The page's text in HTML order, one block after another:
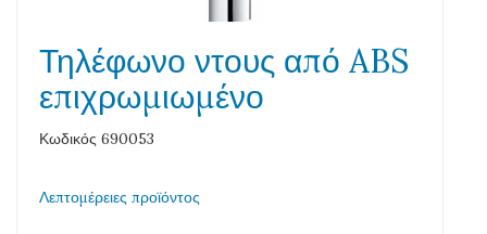
Τηλέφωνο ντους από ABS
επιχρωμιωμένο
Κωδικός 690053
Λεπτομέρειες προϊόντος